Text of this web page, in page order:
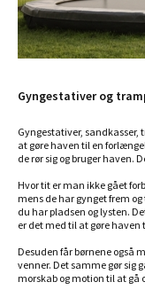
Gyngestativer og
Gyngestativer,
at gøre haven til en
de rør sig og bruger haven.
Hvor tit er man ikke gået
mens de har gynget frem
du har pladsen og lysten.
er det med til at gøre
Desuden får børnene også
venner. Det samme gør sig
morskab og motion til at gå